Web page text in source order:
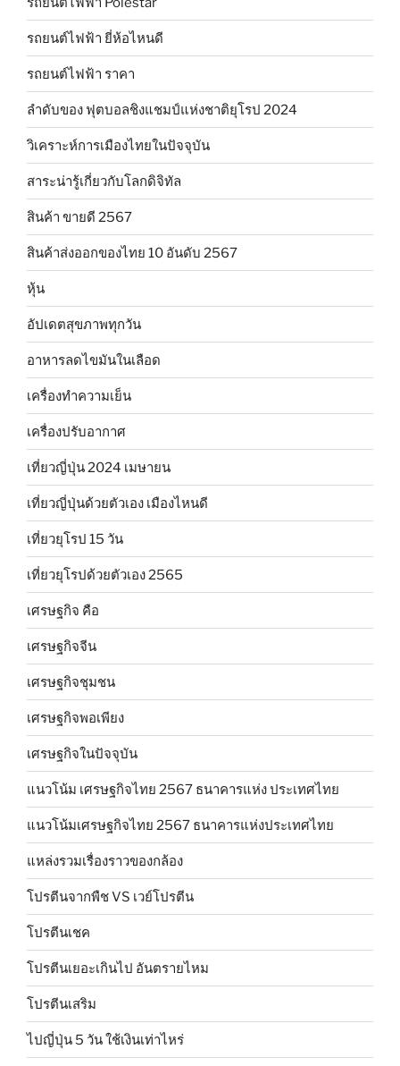
รถยนต์ไฟฟ้า ยี่ห้อไหนดี
รถยนต์ไฟฟ้า ราคา
ลำดับของ ฟุตบอลชิงแชมป์แห่งชาติยุโรป 2024
วิเคราะห์การเมืองไทยในปัจจุบัน
สาระน่ารู้เกี่ยวกับโลกดิจิทัล
สินค้า ขายดี 2567
สินค้าส่งออกของไทย 10 อันดับ 2567
หุ้น
อัปเดตสุขภาพทุกวัน
อาหารลดไขมันในเลือด
เครื่องทำความเย็น
เครื่องปรับอากาศ
เที่ยวญี่ปุ่น 2024 เมษายน
เที่ยวญี่ปุ่นด้วยตัวเอง เมืองไหนดี
เที่ยวยุโรป 15 วัน
เที่ยวยุโรปด้วยตัวเอง 2565
เศรษฐกิจ คือ
เศรษฐกิจจีน
เศรษฐกิจชุมชน
เศรษฐกิจพอเพียง
เศรษฐกิจในปัจจุบัน
แนวโน้ม เศรษฐกิจไทย 2567 ธนาคารแห่ง ประเทศไทย
แนวโน้มเศรษฐกิจไทย 2567 ธนาคารแห่งประเทศไทย
แหล่งรวมเรื่องราวของกล้อง
โปรตีนจากพืช VS เวย์โปรตีน
โปรตีนเชค
โปรตีนเยอะเกินไป อันตรายไหม
โปรตีนเสริม
ไปญี่ปุ่น 5 วัน ใช้เงินเท่าไหร่